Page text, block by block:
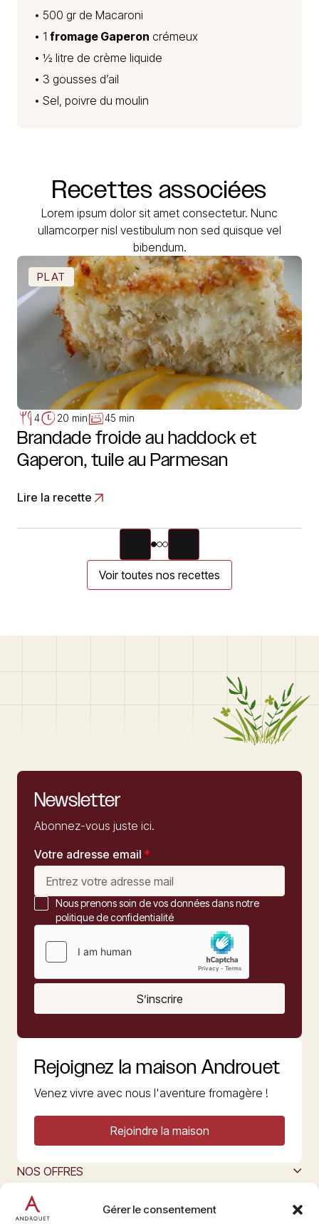
Gérer le consentement
• 500 gr de Macaroni
• 1 fromage Gaperon crémeux
• ½ litre de crème liquide
• 3 gousses d’ail
• Sel, poivre du moulin
Recettes associées
Lorem ipsum dolor sit amet consectetur. Nunc
ullamcorper nisl vestibulum non sed quisque vel
bibendum.
PLAT
4 20 min 45 min
Brandade froide au haddock et
Gaperon, tuile au Parmesan
Lire la recette
Voir toutes nos recettes
Newsletter
Abonnez-vous juste ici.
Votre adresse email *
Nous prenons soin de vos données dans notre
politique de confidentialité
S’inscrire
Rejoignez la maison Androuet
Venez vivre avec nous l'aventure fromagère !
Rejoindre la maison
NOS OFFRES
L’ART DU FROMAGE